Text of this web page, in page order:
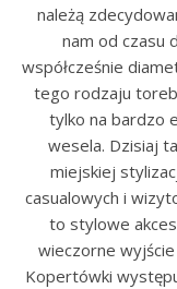
należą
nam od czasu
współcześnie
tego rodzaju
tylko na bardzo
wesela. Dzisiaj
miejskiej
casualowych i
to stylowe
wieczorne
Kopertówki